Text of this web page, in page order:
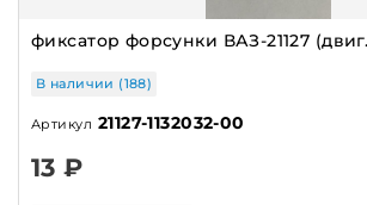
фиксатор форсунки ВАЗ-21127
В наличии (188)
Артикул 21127-1132032-00
13 ₽